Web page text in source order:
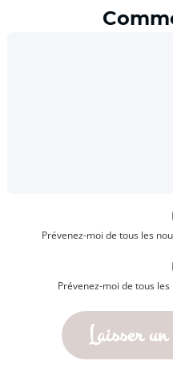
Prévenez-moi de tous les
Prévenez-moi de tous